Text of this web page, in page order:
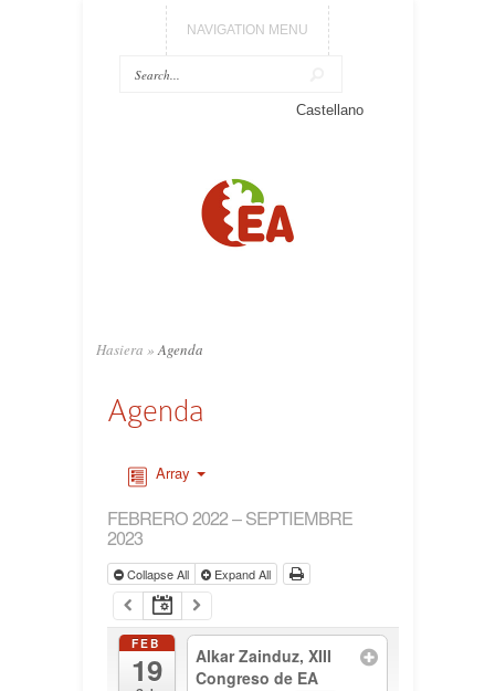
NAVIGATION MENU
Castellano
Hasiera » Agenda
Agenda
Array
FEBRERO 2022 – SEPTIEMBRE
2023
Collapse All Expand All
FEB
19
Alkar Zainduz, XIII
Congreso de EA